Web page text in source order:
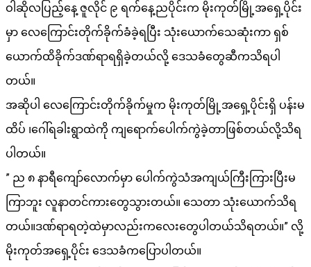
ဝါဆိုလပြည့်နေ့ ဇူလိုင် ၉ ရက်နေ့ညပိုင်းက မိုးကုတ်မြို့အရှေ့ပိုင်း
မှာ လေကြောင်းတိုက်ခိုက်ခံခဲ့ရပြီး သုံးယောက်သေဆုံးကာ ရှစ်
ယောက်ထိခိုက်ဒဏ်ရာရရှိခဲ့တယ်လို့ ဒေသခံတွေဆီကသိရပါ
တယ်။
အဆိုပါ လေကြောင်းတိုက်ခိုက်မှုက မိုးကုတ်မြို့အရှေ့ပိုင်းရှိ ပန်းမ
ထိပ် ၊ဂေါ်ရခါးရွာထဲကို ကျရောက်ပေါက်ကွဲခဲ့တာဖြစ်တယ်လို့သိရ
ပါတယ်။
” ည ၈ နာရီကျော်လောက်မှာ ပေါက်ကွဲသံအကျယ်ကြီးကြားပြီးမ
ကြာဘူး လူနာတင်ကားတွေသွားတယ်။ သေတာ သုံးယောက်သိရ
တယ်။ဒဏ်ရာရတဲ့ထဲမှာလည်းကလေးတွေပါတယ်သိရတယ်။” လို့
မိုးကုတ်အရှေ့ပိုင်း ဒေသခံကပြောပါတယ်။